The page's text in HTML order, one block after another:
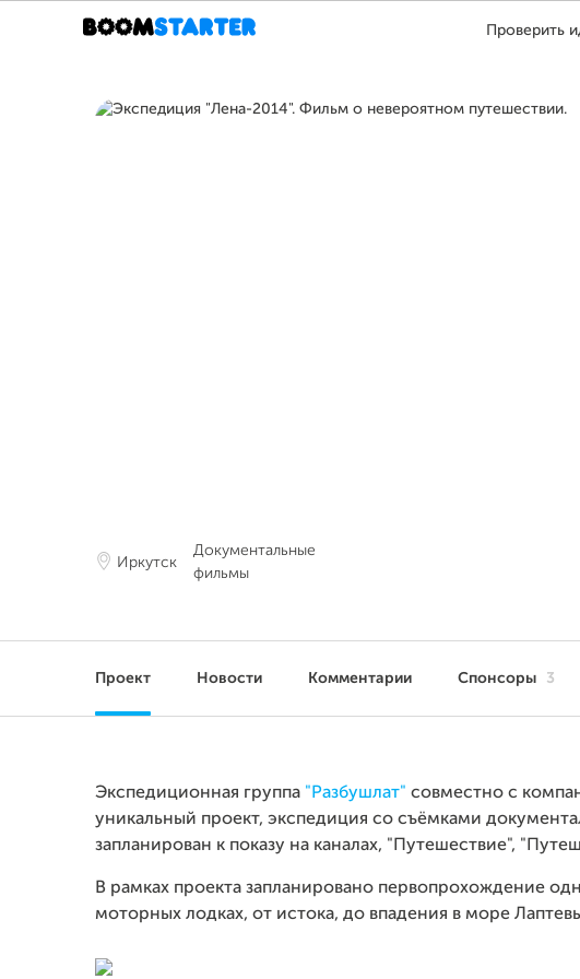
Проверить
Иркутск
Документальные
фильмы
Проект Новости Комментарии Спонсоры 3
Экспедиционная группа "Разбушлат" совместно с
уникальный проект, экспедиция со съёмками
запланирован к показу на каналах, "Путешествие",
В рамках проекта запланировано первопрохождение
моторных лодках, от истока, до впадения в море